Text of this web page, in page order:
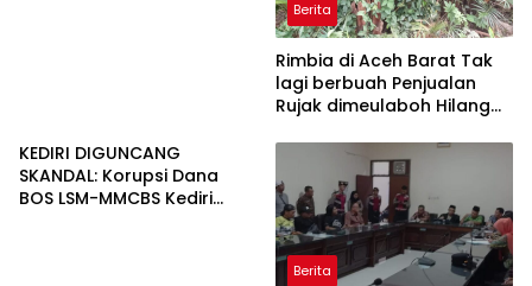
Berita
Rimbia di Aceh Barat Tak
lagi berbuah Penjualan
Rujak dimeulaboh Hilang
KEDIRI DIGUNCANG
SKANDAL: Korupsi Dana
BOS LSM-MMCBS Kediri
Berita